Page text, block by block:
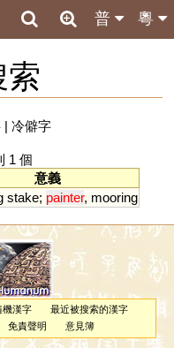
粵
普
| 冷僻字
1 個
意義
stake; painter, mooring
機漢字
最近被搜索的漢字
免責聲明 意見簿